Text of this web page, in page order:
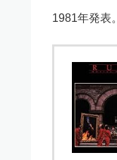
1981年発表